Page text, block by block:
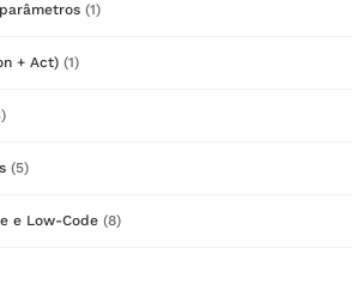
(1)
+ Act) (1)
(5)
e Low-Code (8)